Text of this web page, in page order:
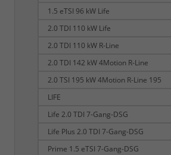
1.5 eTSI 96 kW Life
2.0 TDI 110 kW Life
2.0 TDI 110 kW R-Line
2.0 TDI 142 kW 4Motion R-Line
2.0 TSI 195 kW 4Motion R-Line 195
LIFE
Life 2.0 TDI 7-Gang-DSG
Life Plus 2.0 TDI 7-Gang-DSG
Prime 1.5 eTSI 7-Gang-DSG